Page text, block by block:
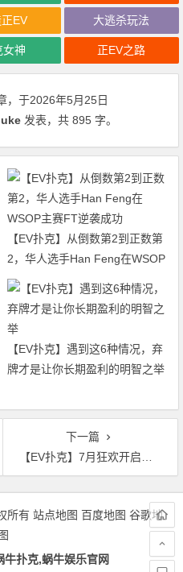
EV 大逃杀玩法
女神 正EV之路
，于2026年5月25日
发表，共 895 字。
【EV扑克】从倒数第2到正数第
2，华人选手Han Feng在WSOP
主赛FT逆袭成功
【EV扑克】遇到这6种情况，弃
牌才是让你长期盈利的明智之举
下一篇
【EV扑克】7月狂欢开启：$1200万美金现金雨，全游戏都能赢！
所有 站点地图 百度地图 谷歌地
图
扑克,蜗牛娱乐官网